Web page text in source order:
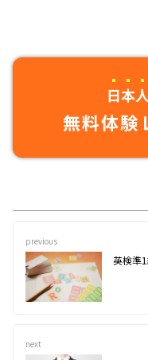
日本
無料体験
previous
英検準
next